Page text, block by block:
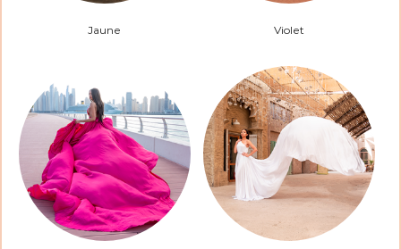
Jaune Violet